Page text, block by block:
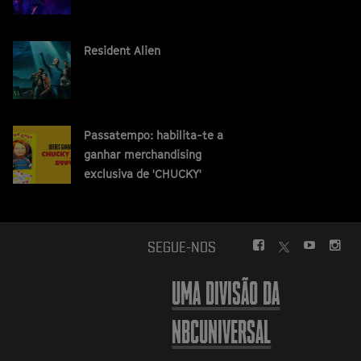
Resident Alien
Passatempo: habilita-te a
ganhar merchandising
exclusiva de 'CHUCKY'
SEGUE-NOS
FACEBOOK
YOUTUBE
UMA DIVISÃO DA
NBCUNIVERSAL